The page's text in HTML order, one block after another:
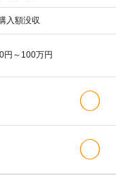
入額没収
円～100万円
◯
◯